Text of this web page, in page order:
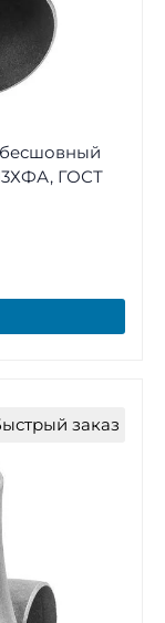
бесшовный
13ХФА, ГОСТ
заказ